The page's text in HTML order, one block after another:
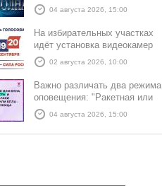
04 августа 2026, 15:00
На избирательных участках
идёт установка видеокамер
02 августа 2026, 10:00
Важно различать два режима
оповещения: "Ракетная или
БПЛА опасность" и "Угроза
атаки ракеты или БПЛА"
04 августа 2026, 15:00